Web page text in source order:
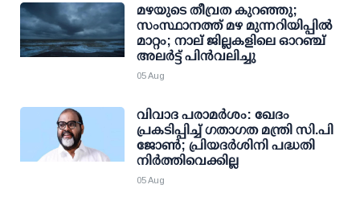
മഴയുടെ തീവ്രത കുറഞ്ഞു;
സംസ്ഥാനത്ത് മഴ മുന്നറിയിപ്പിൽ
മാറ്റം; നാല് ജില്ലകളിലെ ഓറഞ്ച്
അലർട്ട് പിൻവലിച്ചു
05 Aug
വിവാദ പരാമര്‍ശം: ഖേദം
പ്രകടിപ്പിച്ച് ഗതാഗത മന്ത്രി സി.പി
ജോണ്‍; പ്രിയദര്‍ശിനി പദ്ധതി
നിര്‍ത്തിവെക്കില്ല
05 Aug